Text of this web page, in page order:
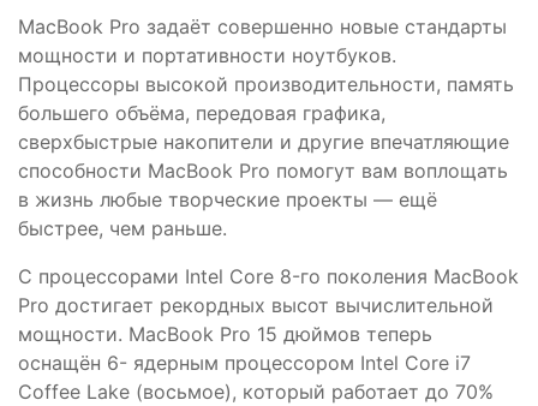
MacBook Pro задаёт совершенно новые стандарты
мощности и портативности ноутбуков.
Процессоры высокой производительности, память
большего объёма, передовая графика,
сверхбыстрые накопители и другие впечатляющие
способности MacBook Pro помогут вам воплощать
в жизнь любые творческие проекты — ещё
быстрее, чем раньше.
С процессорами Intel Core 8-го поколения MacBook
Pro достигает рекордных высот вычислительной
мощности. MacBook Pro 15 дюймов теперь
оснащён 6- ядерным процессором Intel Core i7
Coffee Lake (восьмое), который работает до 70%